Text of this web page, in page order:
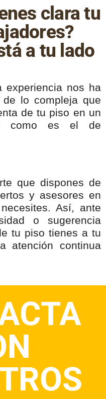
clara tu
a tu lado
experiencia nos ha
lo compleja que
de tu piso en un
como es el de
que dispones de
y asesores en
Así, ante
o sugerencia
tu piso tienes a tu
atención continua